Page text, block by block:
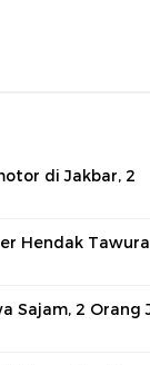
di Jakbar, 2
Hendak
Sajam, 2 Orang